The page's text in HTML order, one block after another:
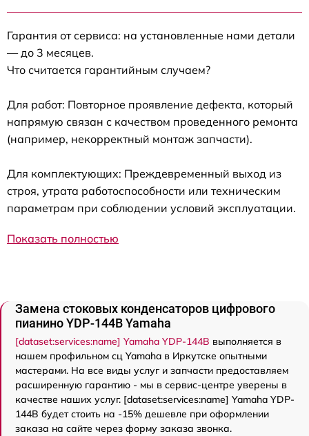
Гарантия от сервиса: на установленные нами детали
— до 3 месяцев.
Что считается гарантийным случаем?
Для работ: Повторное проявление дефекта, который
напрямую связан с качеством проведенного ремонта
(например, некорректный монтаж запчасти).
Для комплектующих: Преждевременный выход из
строя, утрата работоспособности или техническим
параметрам при соблюдении условий эксплуатации.
Показать полностью
Замена стоковых конденсаторов цифрового
пианино YDP-144B Yamaha
[dataset:services:name] Yamaha YDP-144B выполняется в
нашем профильном сц Yamaha в Иркутске опытными
мастерами. На все виды услуг и запчасти предоставляем
расширенную гарантию - мы в сервис-центре уверены в
качестве наших услуг. [dataset:services:name] Yamaha YDP-
144B будет стоить на -15% дешевле при оформлении
заказа на сайте через форму заказа звонка.